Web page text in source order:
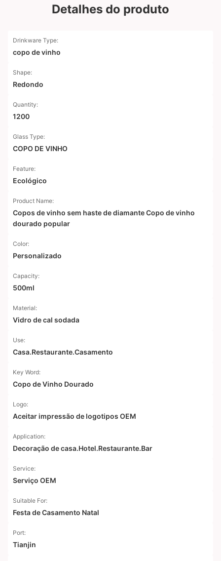
Detalhes do produto
Drinkware Type:
copo de vinho
Shape:
Redondo
Quantity:
1200
Glass Type:
COPO DE VINHO
Feature:
Ecológico
Product Name:
Copos de vinho sem haste de diamante Copo de vinho
dourado popular
Color:
Personalizado
Capacity:
500ml
Material:
Vidro de cal sodada
Use:
Casa.Restaurante.Casamento
Key Word:
Copo de Vinho Dourado
Logo:
Aceitar impressão de logotipos OEM
Application:
Decoração de casa.Hotel.Restaurante.Bar
Service:
Serviço OEM
Suitable For:
Festa de Casamento Natal
Port:
Tianjin